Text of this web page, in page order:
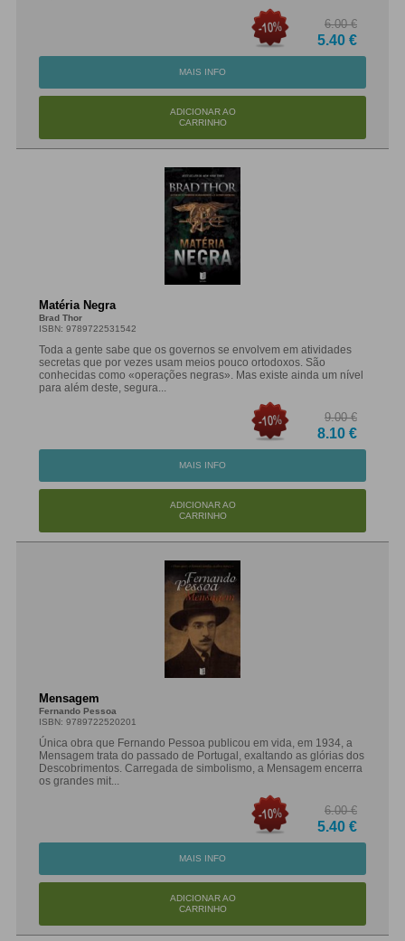
6.00 €
5.40 €
MAIS INFO
ADICIONAR AO
CARRINHO
Matéria Negra
Brad Thor
ISBN: 9789722531542
Toda a gente sabe que os governos se envolvem em atividades
secretas que por vezes usam meios pouco ortodoxos. São
conhecidas como «operações negras». Mas existe ainda um nível
para além deste, segura...
9.00 €
8.10 €
MAIS INFO
ADICIONAR AO
CARRINHO
Mensagem
Fernando Pessoa
ISBN: 9789722520201
Única obra que Fernando Pessoa publicou em vida, em 1934, a
Mensagem trata do passado de Portugal, exaltando as glórias dos
Descobrimentos. Carregada de simbolismo, a Mensagem encerra
os grandes mit...
6.00 €
5.40 €
MAIS INFO
ADICIONAR AO
CARRINHO